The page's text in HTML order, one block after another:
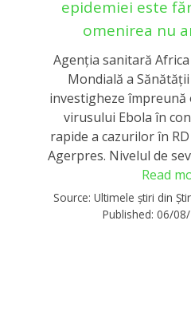
epidemiei este
omenirea nu
Agenţia sanitară
Mondială a
investigheze
virusului Ebola în
rapide a cazurilor în
Agerpres. Nivelul de
Read
Source: Ultimele știri din
Published: 06/